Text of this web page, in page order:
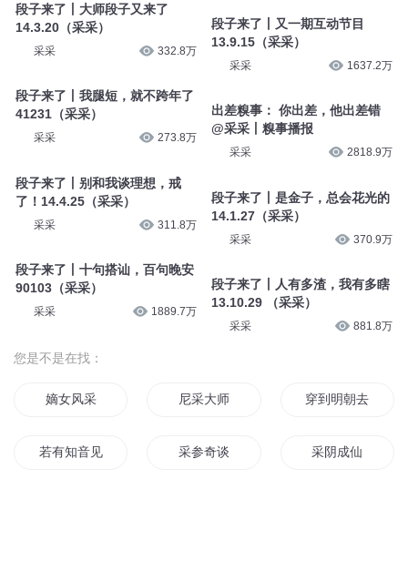
段子来了丨大师段子又来了
14.3.20（采采）
采采 332.8万
段子来了丨我腿短，就不跨年了
41231（采采）
采采 273.8万
段子来了丨别和我谈理想，戒
了！14.4.25（采采）
采采 311.8万
段子来了丨十句搭讪，百句晚安
90103（采采）
采采 1889.7万
段子来了丨又一期互动节目
13.9.15（采采）
采采 1637.2万
出差糗事： 你出差，他出差错
@采采丨糗事播报
采采 2818.9万
段子来了丨是金子，总会花光的
14.1.27（采采）
采采 370.9万
段子来了丨人有多渣，我有多瞎
13.10.29 （采采）
采采 881.8万
您是不是在找：
嫡女风采 尼采大师 穿到明朝去采花
若有知音见采 采参奇谈 采阴成仙